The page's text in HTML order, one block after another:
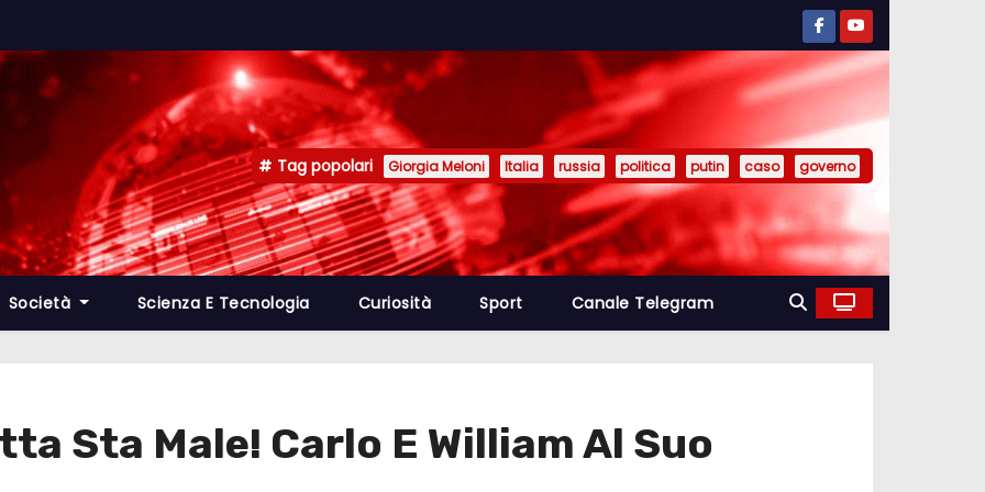
Tag popolari Giorgia Meloni Italia russia politica putin caso governo
Società Scienza E Tecnologia Curiosità Sport Canale Telegram
Sta Male! Carlo E William Al Suo